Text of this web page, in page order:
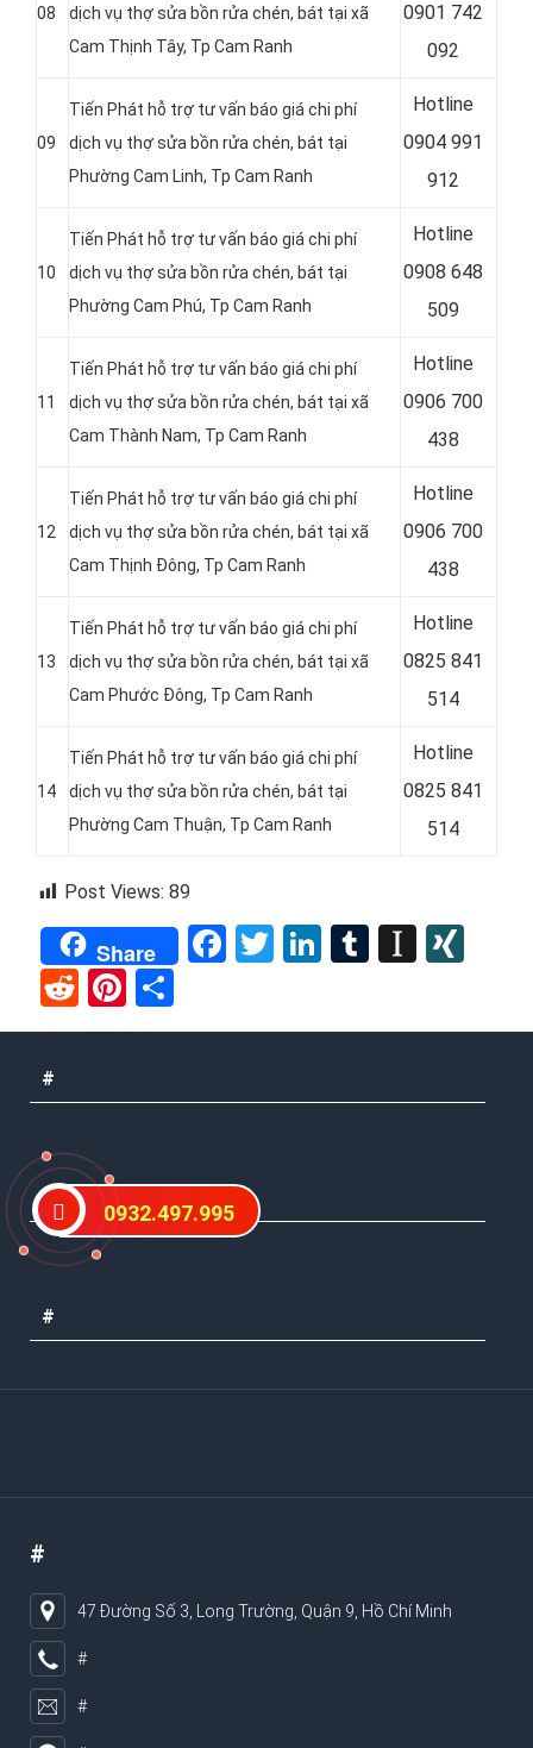
08
dịch vụ thợ sửa bồn rửa chén, bát tại xã
Cam Thịnh Tây, Tp Cam Ranh
0901 742
092
09
Tiến Phát hỗ trợ tư vấn báo giá chi phí
dịch vụ thợ sửa bồn rửa chén, bát tại
Phường Cam Linh, Tp Cam Ranh
Hotline
0904 991
912
10
Tiến Phát hỗ trợ tư vấn báo giá chi phí
dịch vụ thợ sửa bồn rửa chén, bát tại
Phường Cam Phú, Tp Cam Ranh
Hotline
0908 648
509
11
Tiến Phát hỗ trợ tư vấn báo giá chi phí
dịch vụ thợ sửa bồn rửa chén, bát tại xã
Cam Thành Nam, Tp Cam Ranh
Hotline
0906 700
438
12
Tiến Phát hỗ trợ tư vấn báo giá chi phí
dịch vụ thợ sửa bồn rửa chén, bát tại xã
Cam Thịnh Đông, Tp Cam Ranh
Hotline
0906 700
438
13
Tiến Phát hỗ trợ tư vấn báo giá chi phí
dịch vụ thợ sửa bồn rửa chén, bát tại xã
Cam Phước Đông, Tp Cam Ranh
Hotline
0825 841
514
14
Tiến Phát hỗ trợ tư vấn báo giá chi phí
dịch vụ thợ sửa bồn rửa chén, bát tại
Phường Cam Thuận, Tp Cam Ranh
Hotline
0825 841
514
Post Views: 89
Share Facebook
TwitterLinkedIn
Tumblr
RedditPinterest
#
#
#
#
47 Đường Số 3, Long Trường, Quận 9, Hồ Chí Minh
#
#
0932.497.995